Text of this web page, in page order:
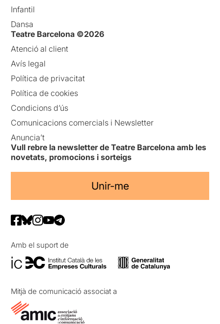
Infantil
Dansa
Teatre Barcelona ©2026
Atenció al client
Avís legal
Política de privacitat
Política de cookies
Condicions d’ús
Comunicacions comercials i Newsletter
Anuncia’t
Vull rebre la newsletter de Teatre Barcelona amb les
novetats, promocions i sorteigs
Unir-me
Amb el suport de
Mitjà de comunicació associat a